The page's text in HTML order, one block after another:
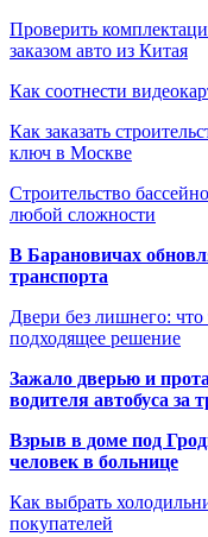
Проверить
заказом авто из Китая
Как соотнести
Как заказать
ключ в Москве
Строительство
любой сложности
В Барановичах
транспорта
Двери без лишнего:
подходящее решение
Зажало дверью и
водителя автобуса за
Взрыв в доме под
человек в больнице
Как выбрать
покупателей